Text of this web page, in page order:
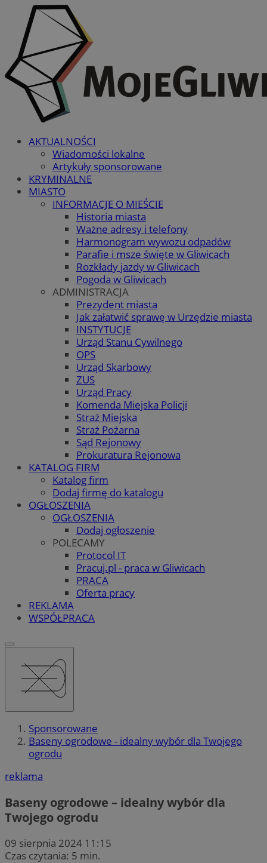
AKTUALNOŚCI
Wiadomości lokalne
Artykuły sponsorowane
KRYMINALNE
MIASTO
INFORMACJE O MIEŚCIE
Historia miasta
Ważne adresy i telefony
Harmonogram wywozu odpadów
Parafie i msze święte w Gliwicach
Rozkłady jazdy w Gliwicach
Pogoda w Gliwicach
ADMINISTRACJA
Prezydent miasta
Jak załatwić sprawę w Urzędzie miasta
INSTYTUCJE
Urząd Stanu Cywilnego
OPS
Urząd Skarbowy
ZUS
Urząd Pracy
Komenda Miejska Policji
Straż Miejska
Straż Pożarna
Sąd Rejonowy
Prokuratura Rejonowa
KATALOG FIRM
Katalog firm
Dodaj firmę do katalogu
OGŁOSZENIA
OGŁOSZENIA
Dodaj ogłoszenie
POLECAMY
Protocol IT
Pracuj.pl - praca w Gliwicach
PRACA
Oferta pracy
REKLAMA
WSPÓŁPRACA
Sponsorowane
Baseny ogrodowe - idealny wybór dla Twojego
ogrodu
reklama
Baseny ogrodowe – idealny wybór dla
Twojego ogrodu
09 sierpnia 2024 11:15
Czas czytania: 5 min.